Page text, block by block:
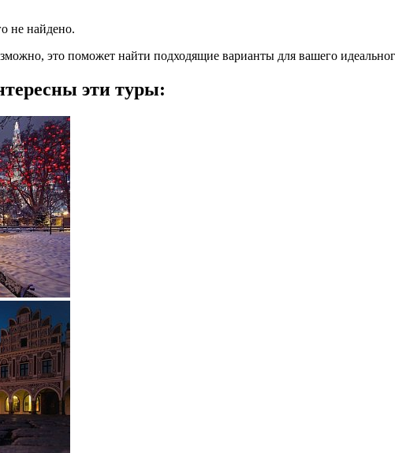
не найдено.
это поможет найти подходящие варианты для вашего
эти туры: